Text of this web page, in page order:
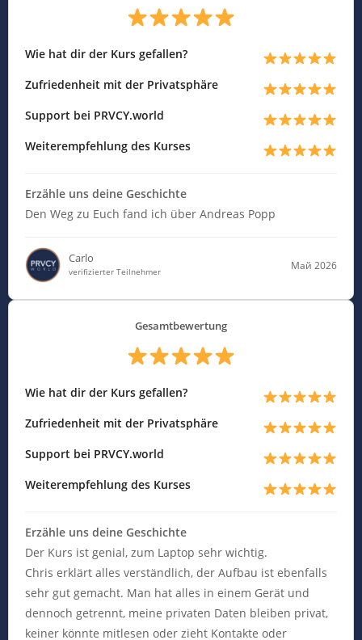
Wie hat dir der Kurs gefallen?
Zufriedenheit mit der Privatsphäre
Support bei PRVCY.world
Weiterempfehlung des Kurses
Erzähle uns deine Geschichte
Den Weg zu Euch fand ich über Andreas Popp
Carlo
verifizierter Teilnehmer
Май 2026
Gesamtbewertung
Wie hat dir der Kurs gefallen?
Zufriedenheit mit der Privatsphäre
Support bei PRVCY.world
Weiterempfehlung des Kurses
Erzähle uns deine Geschichte
Der Kurs ist genial, zum Laptop sehr wichtig.
Chris erklärt alles verständlich, der Aufbau ist ebenfalls
sehr gut gemacht. Man hat alles in einem Gerät und
dennoch getrennt, meine privaten Daten bleiben privat,
keiner könnte mitlesen oder zieht Kontakte oder